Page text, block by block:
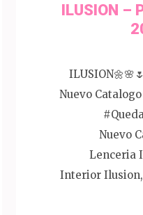
ILUSION –
Nuevo
Nuevo
Lenceria
Interior Ilusion,